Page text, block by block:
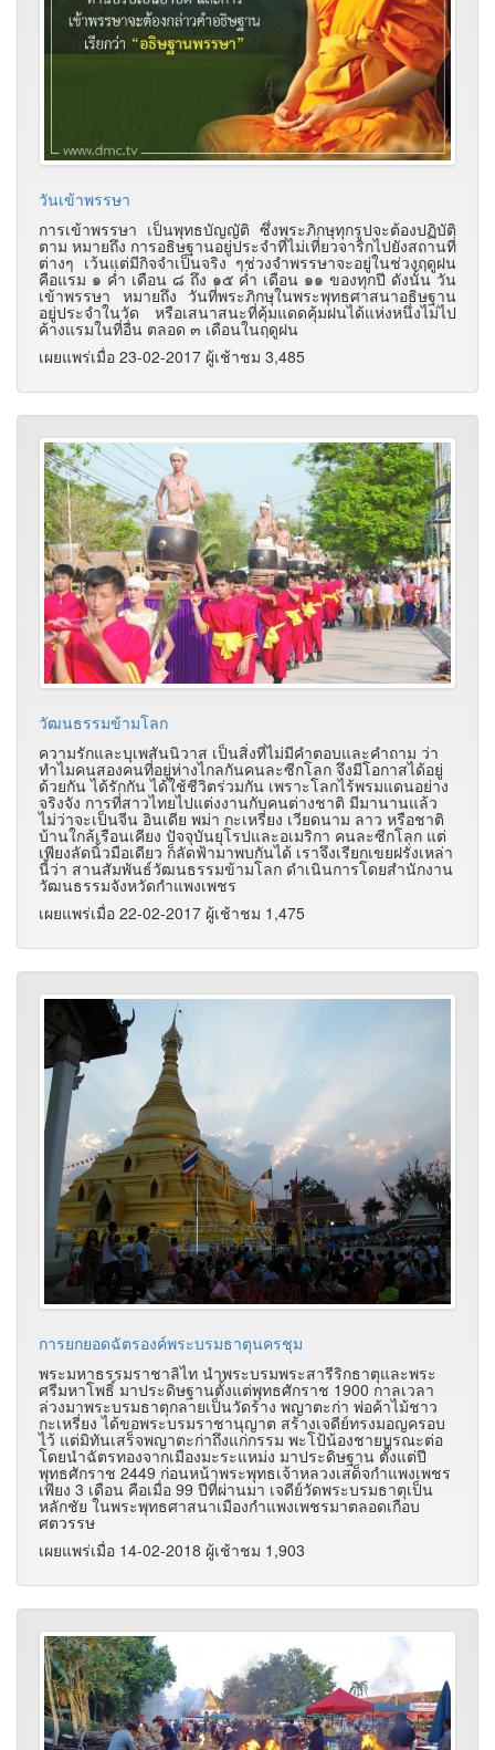
วันเข้าพรรษา
การเข้าพรรษา เป็นพุทธบัญญัติ ซึ่งพระภิกษุทุกรูปจะต้องปฏิบัติ
ตาม หมายถึง การอธิษฐานอยู่ประจำที่ไม่เที่ยวจาริกไปยังสถานที่
ต่างๆ เว้นแต่มีกิจจำเป็นจริง ๆช่วงจำพรรษาจะอยู่ในช่วงฤดูฝน
คือแรม ๑ ค่ำ เดือน ๘ ถึง ๑๕ ค่ำ เดือน ๑๑ ของทุกปี ดังนั้น วัน
เข้าพรรษา หมายถึง วันที่พระภิกษุในพระพุทธศาสนาอธิษฐาน
อยู่ประจำในวัด หรือเสนาสนะที่คุ้มแดดคุ้มฝนได้แห่งหนึ่งไม่ไป
ค้างแรมในที่อื่น ตลอด ๓ เดือนในฤดูฝน
เผยแพร่เมื่อ 23-02-2017 ผู้เช้าชม 3,485
วัฒนธรรมข้ามโลก
ความรักและบุเพสันนิวาส เป็นสิ่งที่ไม่มีคำตอบและคำถาม ว่า
ทำไมคนสองคนที่อยู่ห่างไกลกันคนละซีกโลก จึงมีโอกาสได้อยู่
ด้วยกัน ได้รักกัน ได้ใช้ชีวิตร่วมกัน เพราะโลกไร้พรมแดนอย่าง
จริงจัง การที่สาวไทยไปแต่งงานกับคนต่างชาติ มีมานานแล้ว
ไม่ว่าจะเป็นจีน อินเดีย พม่า กะเหรี่ยง เวียดนาม ลาว หรือชาติ
บ้านใกล้เรือนเคียง ปัจจุบันยุโรปและอเมริกา คนละซีกโลก แต่
เพียงลัดนิ้วมือเดียว ก็ลัดฟ้ามาพบกันได้ เราจึงเรียกเขยฝรั่งเหล่า
นี้ว่า สานสัมพันธ์วัฒนธรรมข้ามโลก ดำเนินการโดยสำนักงาน
วัฒนธรรมจังหวัดกำแพงเพชร
เผยแพร่เมื่อ 22-02-2017 ผู้เช้าชม 1,475
การยกยอดฉัตรองค์พระบรมธาตุนครชุม
พระมหาธรรมราชาลิไท นำพระบรมพระสารีริกธาตุและพระ
ศรีมหาโพธิ์ มาประดิษฐานตั้งแต่พุทธศักราช 1900 กาลเวลา
ล่วงมาพระบรมธาตุกลายเป็นวัดร้าง พญาตะก่า พ่อค้าไม้ชาว
กะเหรี่ยง ได้ขอพระบรมราชานุญาต สร้างเจดีย์ทรงมอญครอบ
ไว้ แต่มิทันเสร็จพญาตะก่าถึงแก่กรรม พะโป้น้องชายบูรณะต่อ
โดยนำฉัตรทองจากเมืองมะระแหม่ง มาประดิษฐาน ตั้งแต่ปี
พุทธศักราช 2449 ก่อนหน้าพระพุทธเจ้าหลวงเสด็จกำแพงเพชร
เพียง 3 เดือน คือเมื่อ 99 ปีที่ผ่านมา เจดีย์วัดพระบรมธาตุเป็น
หลักชัย ในพระพุทธศาสนาเมืองกำแพงเพชรมาตลอดเกือบ
ศตวรรษ
เผยแพร่เมื่อ 14-02-2018 ผู้เช้าชม 1,903